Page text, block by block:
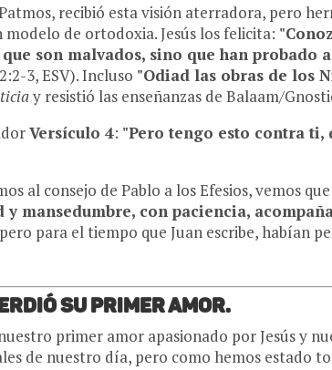
recibió esta visión aterradora, pero
modelo de ortodoxia. Jesús los felicita:
son malvados, sino que han probado
3, ESV). Incluso "Odiad las obras de los
y resistió las enseñanzas de Balaam/
Versículo 4: "Pero tengo esto contra ti,
al consejo de Pablo a los Efesios, vemos
y mansedumbre, con paciencia,
para el tiempo que Juan escribe, habían
su primer amor.
primer amor apasionado por Jesús y
de nuestro día, pero como hemos estado